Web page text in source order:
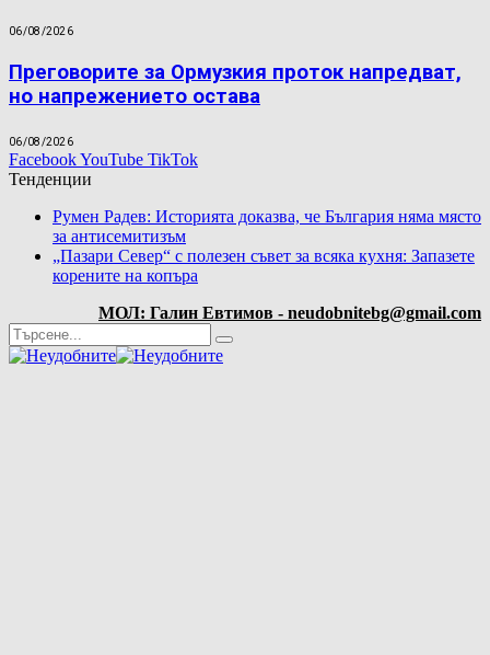
06/08/2026
Преговорите за Ормузкия проток напредват,
но напрежението остава
06/08/2026
FacebookYouTube TikTok
Тенденции
Румен Радев: Историята доказва, че България няма място
за антисемитизъм
„Пазари Север“ с полезен съвет за всяка кухня: Запазете
корените на копъра
МОЛ: Галин Евтимов - neudobnitebg@gmail.com